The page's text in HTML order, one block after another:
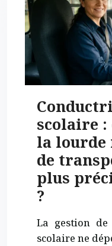
scolaire
la lourde
de
plus
?
La gestion
scolaire ne